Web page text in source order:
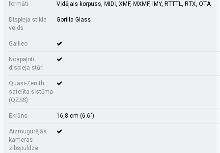
formāti
Vidējais korpuss, MIDI, XMF, MXMF, IMY, RTTTL, RTX, OTA
Displeja stikla
veids
Gorilla Glass
Galileo
Noapaļoti
displeja stūri
Quasi-Zenith
satelīta sistēma
(QZSS)
Ekrāns 16,8 cm (6.6")
Aizmugurējās
kameras
zibspuldze